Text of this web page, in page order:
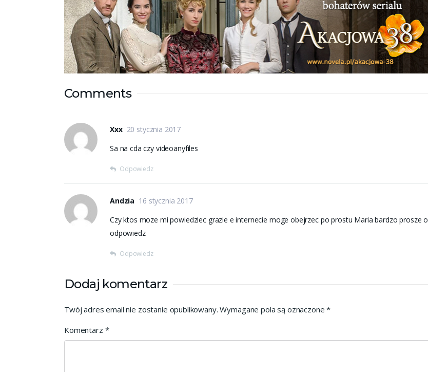
Comments
Xxx 20 stycznia 2017
Sa na cda czy videoanyfiles
Odpowiedz
Andzia 16 stycznia 2017
Czy ktos moze mi powiedziec grazie e internecie moge obejrzec po prostu Maria bardzo prosze o
odpowiedz
Odpowiedz
Dodaj komentarz
Twój adres email nie zostanie opublikowany. Wymagane pola są oznaczone*
Komentarz *